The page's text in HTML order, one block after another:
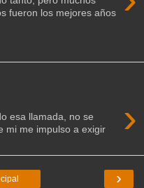
fueron los mejores años
›
esa llamada, no se
mi me impulso a exigir
›